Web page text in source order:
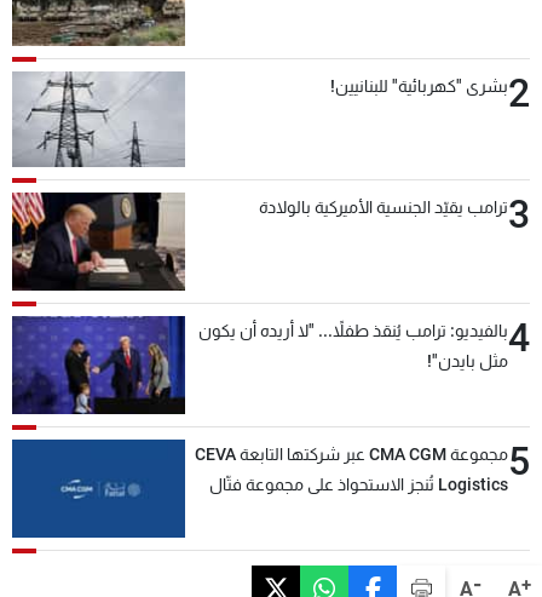
A+
A-
2بشرى "كهربائية" للبنانيين!
3ترامب يقيّد الجنسية الأميركية بالولادة
4بالفيديو: ترامب يُنقذ طفلاً... "لا أريده أن يكون
مثل بايدن"!
5
مجموعة CMA CGM عبر شركتها التابعة CEVA
Logistics تُنجز الاستحواذ على مجموعة فتّال